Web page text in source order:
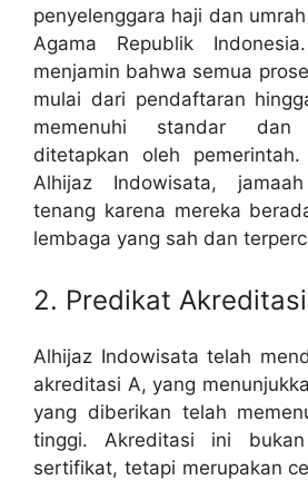
penyelenggara haji dan
Agama Republik
menjamin bahwa semua
mulai dari pendaftaran
memenuhi standar
ditetapkan oleh
Alhijaz Indowisata,
tenang karena mereka
lembaga yang sah dan
2. Predikat
Alhijaz Indowisata telah
akreditasi A, yang
yang diberikan telah
tinggi. Akreditasi ini
sertifikat, tetapi merupakan